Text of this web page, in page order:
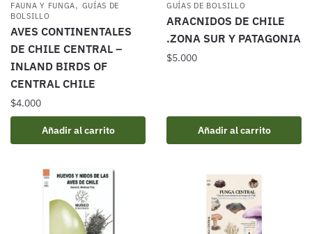
FAUNA Y FUNGA, GUÍAS DE
BOLSILLO
AVES CONTINENTALES
DE CHILE CENTRAL –
INLAND BIRDS OF
CENTRAL CHILE
$4.000
Añadir al carrito
GUÍAS DE BOLSILLO
ARACNIDOS DE CHILE
.ZONA SUR Y PATAGONIA
$5.000
Añadir al carrito